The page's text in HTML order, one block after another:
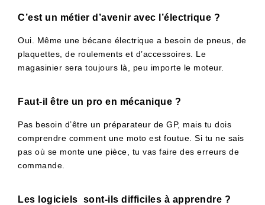
C’est un métier d’avenir avec l’électrique ?
Oui. Même une bécane électrique a besoin de pneus, de
plaquettes, de roulements et d’accessoires. Le
magasinier sera toujours là, peu importe le moteur.
Faut-il être un pro en mécanique ?
Pas besoin d’être un préparateur de GP, mais tu dois
comprendre comment une moto est foutue. Si tu ne sais
pas où se monte une pièce, tu vas faire des erreurs de
commande.
Les logiciels sont-ils difficiles à apprendre ?